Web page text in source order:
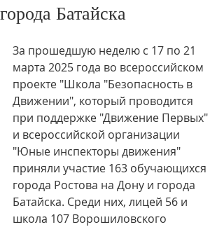
города Батайска
За прошедшую неделю с 17 по 21
марта 2025 года во всероссийском
проекте "Школа "Безопасность в
Движении", который проводится
при поддержке "Движение Первых"
и всероссийской организации
"Юные инспекторы движения"
приняли участие 163 обучающихся
города Ростова на Дону и города
Батайска. Среди них, лицей 56 и
школа 107 Ворошиловского